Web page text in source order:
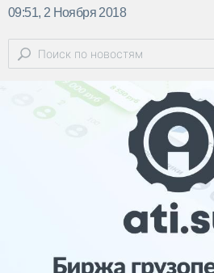
09:51, 2 Ноября 2018